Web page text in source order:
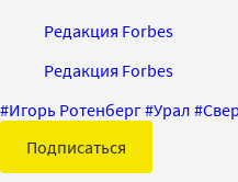
Редакция Forbes
Редакция Forbes
#Игорь Ротенберг#Урал #
Подписаться